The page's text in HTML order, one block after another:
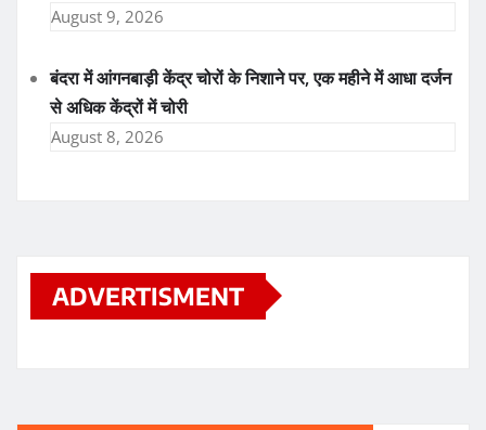
August 9, 2026
बंदरा में आंगनबाड़ी केंद्र चोरों के निशाने पर, एक महीने में आधा दर्जन
से अधिक केंद्रों में चोरी
August 8, 2026
ADVERTISMENT